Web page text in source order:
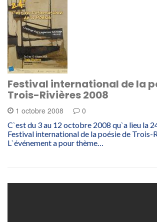
Festival international de la
Trois-Rivières 2008
1 octobre 2008 0
C`est du 3 au 12 octobre 2008 qu`a lieu la
Festival international de la poésie de Trois-
L`événement a pour thème…